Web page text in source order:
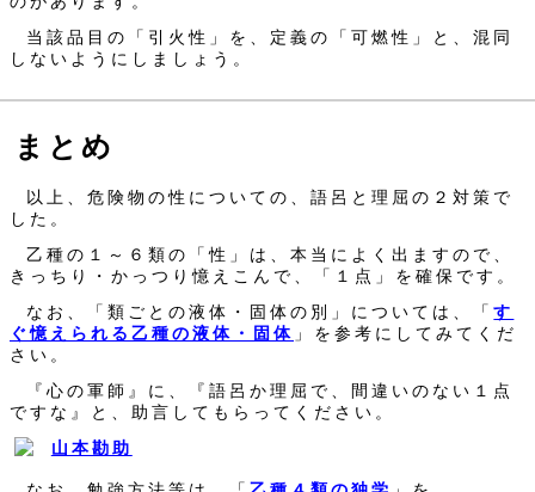
当該品目の「引火性」を、定義の「可燃性」と、混同
しないようにしましょう。
まとめ
以上、危険物の性についての、語呂と理屈の２対策で
した。
乙種の１～６類の「性」は、本当によく出ますので、
きっちり・かっつり憶えこんで、「１点」を確保です。
なお、「類ごとの液体・固体の別」については、「す
ぐ憶えられる乙種の液体・固体 」を参考にしてみてくだ
さい。
『心の軍師』に、『語呂か理屈で、間違いのない１点
ですな』と、助言してもらってください。